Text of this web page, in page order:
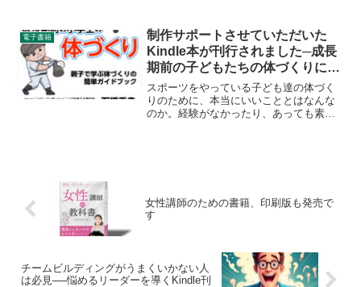
だ、Kindleではダウンロードについて説
明したり場合によっ...
電子書籍
制作サポートさせていただいた
Kindle本が刊行されました─成長
期前の子どもたちの体づくりに大
切なこと
スポーツをやっている子ども達の体づく
りのために、本当にいいこととはなんな
のか。経験がなかったり、あっても素人
女性講師のための書籍、印刷版も発売で
す
チームビルディングがうまくいかない人
は必見──悩めるリーダーを導くKindle刊